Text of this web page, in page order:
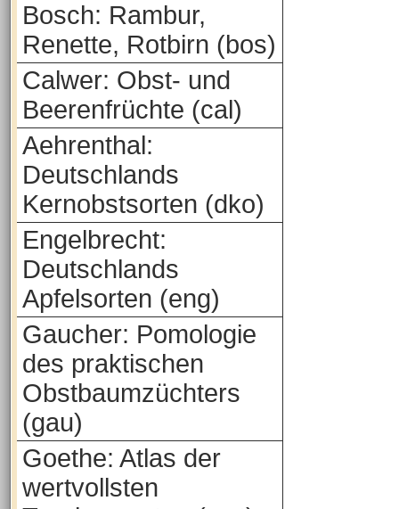
Bosch: Rambur,
Renette, Rotbirn (bos)
Calwer: Obst- und
Beerenfrüchte (cal)
Aehrenthal:
Deutschlands
Kernobstsorten (dko)
Engelbrecht:
Deutschlands
Apfelsorten (eng)
Gaucher: Pomologie
des praktischen
Obstbaumzüchters
(gau)
Goethe: Atlas der
wertvollsten